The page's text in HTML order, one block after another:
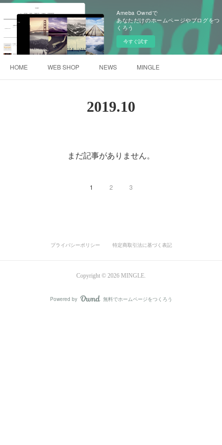
Ameba Owndで
あなただけのホームページやブログをつ
くろう
今すぐ試す
HOME WEB SHOP NEWS MINGLE
2019.10
まだ記事がありません。
1 2 3
プライバシーポリシー 特定商取引法に基づく表記
Copyright © 2026 MINGLE.
Powered by AmebaOwnd
無料でホームページをつくろう